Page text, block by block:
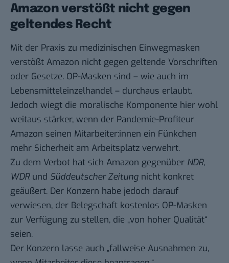
Amazon verstößt nicht gegen
geltendes Recht
Mit der Praxis zu medizinischen Einwegmasken
verstößt Amazon nicht gegen geltende Vorschriften
oder Gesetze. OP-Masken sind – wie auch im
Lebensmitteleinzelhandel – durchaus erlaubt.
Jedoch wiegt die moralische Komponente hier wohl
weitaus stärker, wenn der Pandemie-Profiteur
Amazon seinen Mitarbeiter:innen ein Fünkchen
mehr Sicherheit am Arbeitsplatz verwehrt.
Zu dem Verbot hat sich Amazon gegenüber NDR,
WDRund Süddeutscher Zeitung nicht konkret
geäußert. Der Konzern habe jedoch darauf
verwiesen, der Belegschaft kostenlos OP-Masken
zur Verfügung zu stellen, die „von hoher Qualität“
seien.
Der Konzern lasse auch „fallweise Ausnahmen zu,